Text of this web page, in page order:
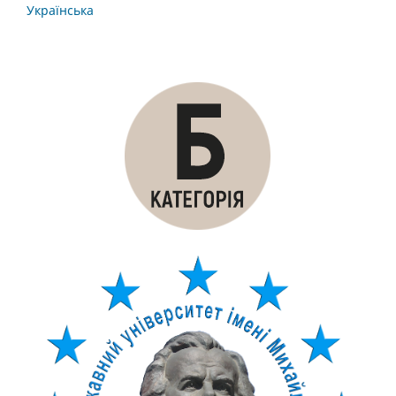
Українська